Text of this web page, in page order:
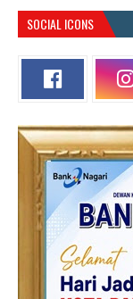
SOCIAL ICONS